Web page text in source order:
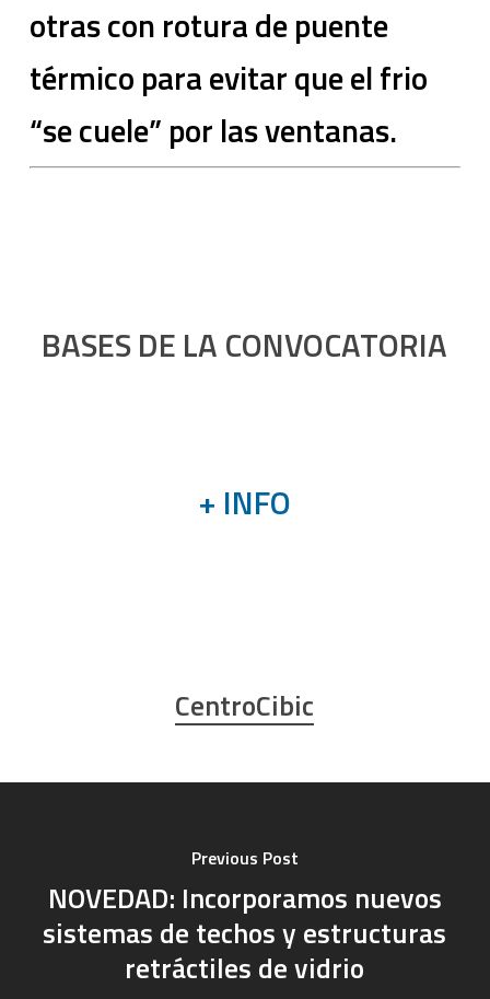
otras con rotura de puente
térmico para evitar que el frio
“se cuele” por las ventanas.
BASES DE LA CONVOCATORIA
+ INFO
CentroCibic
Previous Post
NOVEDAD: Incorporamos nuevos
sistemas de techos y estructuras
retráctiles de vidrio